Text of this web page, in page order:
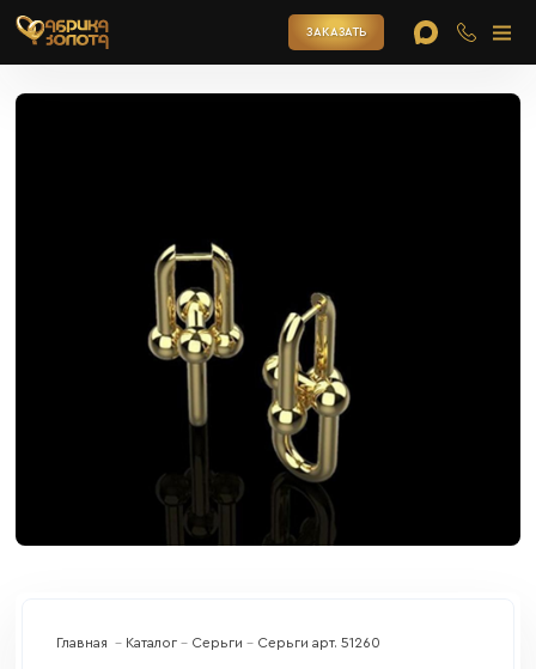
ЗАКАЗАТЬ
Главная Каталог Серьги Серьги арт. 51260